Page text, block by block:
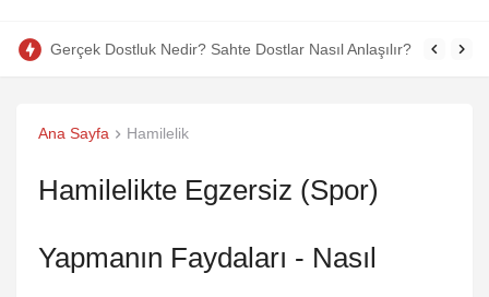
Gerçek Dostluk Nedir? Sahte Dostlar Nasıl Anlaşılır?
Ana Sayfa Hamilelik
Hamilelikte Egzersiz (Spor)
Yapmanın Faydaları - Nasıl